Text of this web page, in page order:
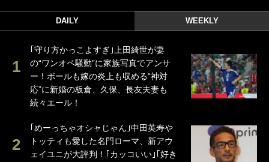
DAILY WEEKLY
｢守り方かっこよすぎ｣上田綺世が妻
の“ワンオペ騒動”に家族写真でアンサ
ー！ボールも嫁の炎上も収める“神対
応”に新婚の板倉、久保、長友夫妻も
続々エール！
｢めーっちゃオシャじゃん｣中田英寿や
トッティも愛した名門ローマ、新アウ
ェイユニが大評判！｢カッコいい｣｢好き